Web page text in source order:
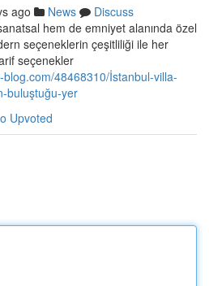
ago News
Discuss
hem de emniyet alanında özel
seçeneklerin çeşitliliği ile her
seçenekler
48468310/İstanbul-villa-
buluştuğu-yer
Upvoted